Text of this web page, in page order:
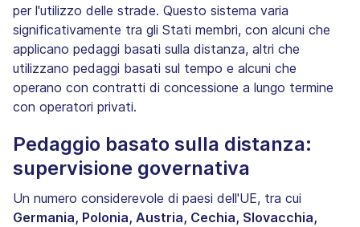
per l'utilizzo delle strade. Questo sistema varia
significativamente tra gli Stati membri, con alcuni che
applicano pedaggi basati sulla distanza, altri che
utilizzano pedaggi basati sul tempo e alcuni che
operano con contratti di concessione a lungo termine
con operatori privati.
Pedaggio basato sulla distanza:
supervisione governativa
Un numero considerevole di paesi dell'UE, tra cui
Germania, Polonia, Austria, Cechia, Slovacchia,